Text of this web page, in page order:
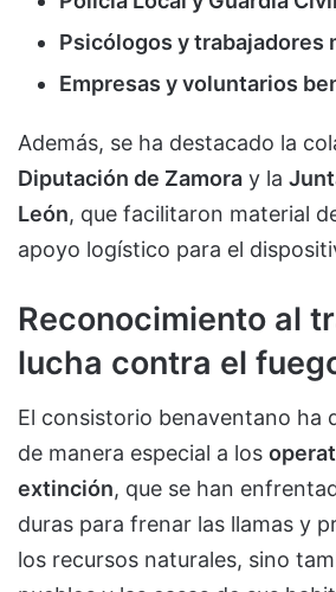
Psicólogos y trabajadores
Empresas y voluntarios
Además, se ha destacado la
Diputación de Zamora y la
León, que facilitaron material
apoyo logístico para el
Reconocimiento al
lucha contra el
El consistorio benaventano ha
de manera especial a los
extinción, que se han
duras para frenar las llamas y
los recursos naturales, sino